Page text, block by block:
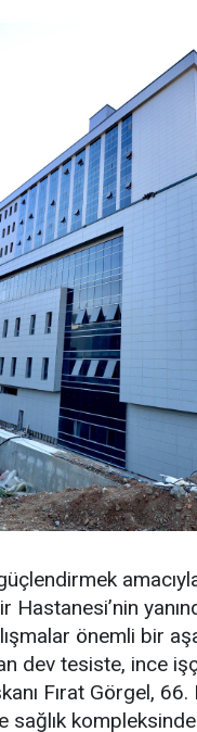
Hastanesi’nin
önemli bir
dev tesiste, ince
Fırat Görgel,
sağlık